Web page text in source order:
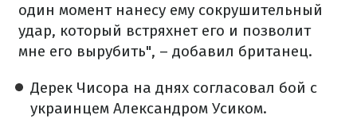
один момент нанесу ему сокрушительный
удар, который встряхнет его и позволит
мне его вырубить", – добавил британец.
Дерек Чисора на днях согласовал бой с
украинцем Александром Усиком.